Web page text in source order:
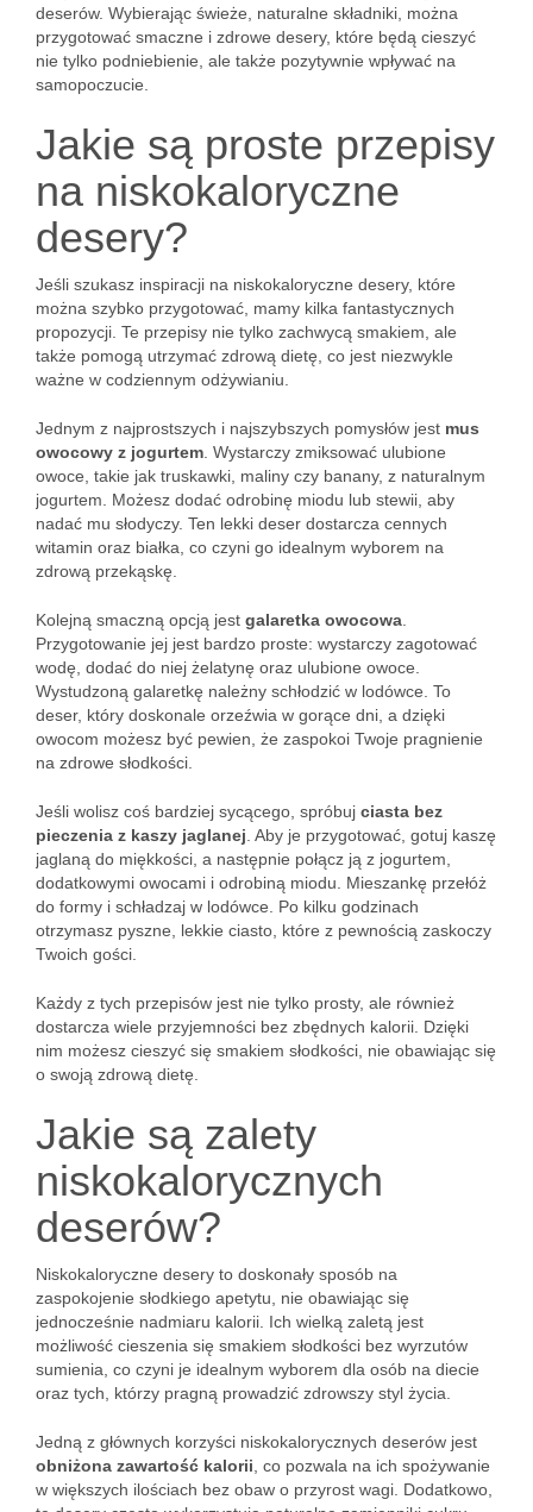
deserów. Wybierając świeże, naturalne składniki, można
przygotować smaczne i zdrowe desery, które będą cieszyć
nie tylko podniebienie, ale także pozytywnie wpływać na
samopoczucie.
Jakie są proste przepisy
na niskokaloryczne
desery?
Jeśli szukasz inspiracji na niskokaloryczne desery, które
można szybko przygotować, mamy kilka fantastycznych
propozycji. Te przepisy nie tylko zachwycą smakiem, ale
także pomogą utrzymać zdrową dietę, co jest niezwykle
ważne w codziennym odżywianiu.
Jednym z najprostszych i najszybszych pomysłów jest mus
owocowy z jogurtem . Wystarczy zmiksować ulubione
owoce, takie jak truskawki, maliny czy banany, z naturalnym
jogurtem. Możesz dodać odrobinę miodu lub stewii, aby
nadać mu słodyczy. Ten lekki deser dostarcza cennych
witamin oraz białka, co czyni go idealnym wyborem na
zdrową przekąskę.
Kolejną smaczną opcją jest galaretka owocowa
Przygotowanie jej jest bardzo proste: wystarczy zagotować
wodę, dodać do niej żelatynę oraz ulubione owoce.
Wystudzoną galaretkę należny schłodzić w lodówce. To
deser, który doskonale orzeźwia w gorące dni, a dzięki
owocom możesz być pewien, że zaspokoi Twoje pragnienie
na zdrowe słodkości.
Jeśli wolisz coś bardziej sycącego, spróbuj ciasta bez
pieczenia z kaszy jaglanej . Aby je przygotować, gotuj kaszę
jaglaną do miękkości, a następnie połącz ją z jogurtem,
dodatkowymi owocami i odrobiną miodu. Mieszankę przełóż
do formy i schładzaj w lodówce. Po kilku godzinach
otrzymasz pyszne, lekkie ciasto, które z pewnością zaskoczy
Twoich gości.
Każdy z tych przepisów jest nie tylko prosty, ale również
dostarcza wiele przyjemności bez zbędnych kalorii. Dzięki
nim możesz cieszyć się smakiem słodkości, nie obawiając się
o swoją zdrową dietę.
Jakie są zalety
niskokalorycznych
deserów?
Niskokaloryczne desery to doskonały sposób na
zaspokojenie słodkiego apetytu, nie obawiając się
jednocześnie nadmiaru kalorii. Ich wielką zaletą jest
możliwość cieszenia się smakiem słodkości bez wyrzutów
sumienia, co czyni je idealnym wyborem dla osób na diecie
oraz tych, którzy pragną prowadzić zdrowszy styl życia.
Jedną z głównych korzyści niskokalorycznych deserów jest
obniżona zawartość kalorii , co pozwala na ich spożywanie
w większych ilościach bez obaw o przyrost wagi. Dodatkowo,